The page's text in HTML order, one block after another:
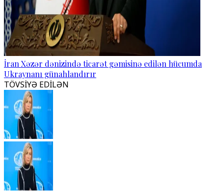
İran Xəzər dənizində ticarət gəmisinə edilən hücumda
Ukraynanı günahlandırır
TÖVSİYƏ EDİLƏN